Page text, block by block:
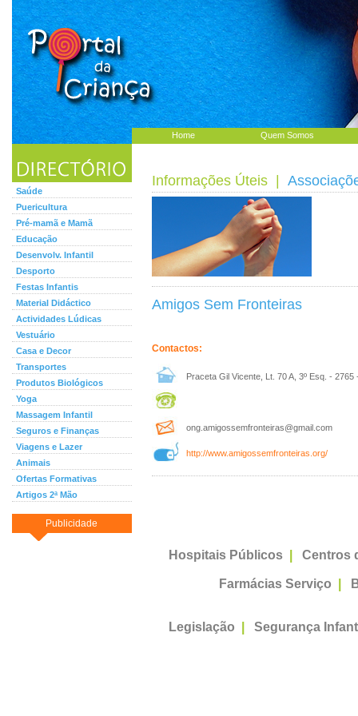
Home Quem Somos
Saúde
Puericultura
Pré-mamã e Mamã
Educação
Desenvolv. Infantil
Desporto
Festas Infantis
Material Didáctico
Actividades Lúdicas
Vestuário
Casa e Decor
Transportes
Produtos Biológicos
Yoga
Massagem Infantil
Seguros e Finanças
Viagens e Lazer
Animais
Ofertas Formativas
Artigos 2ª Mão
Publicidade
Informações Úteis
Amigos Sem Fronteiras
Contactos:
Praceta Gil Vicente, Lt. 70 A, 3º Esq. - 2765
ong.amigossemfronteiras@gmail.com
http://www.amigossemfronteiras.org/
Hospitais Públicos Centros
Farmácias Serviço
Legislação Segurança